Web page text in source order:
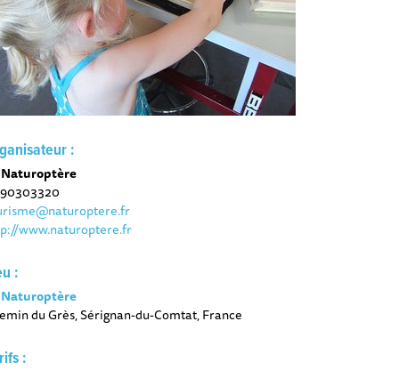
:
Naturoptère
www.naturoptere.fr
:
Naturoptère
du Grès, Sérignan-du-Comtat, France
: